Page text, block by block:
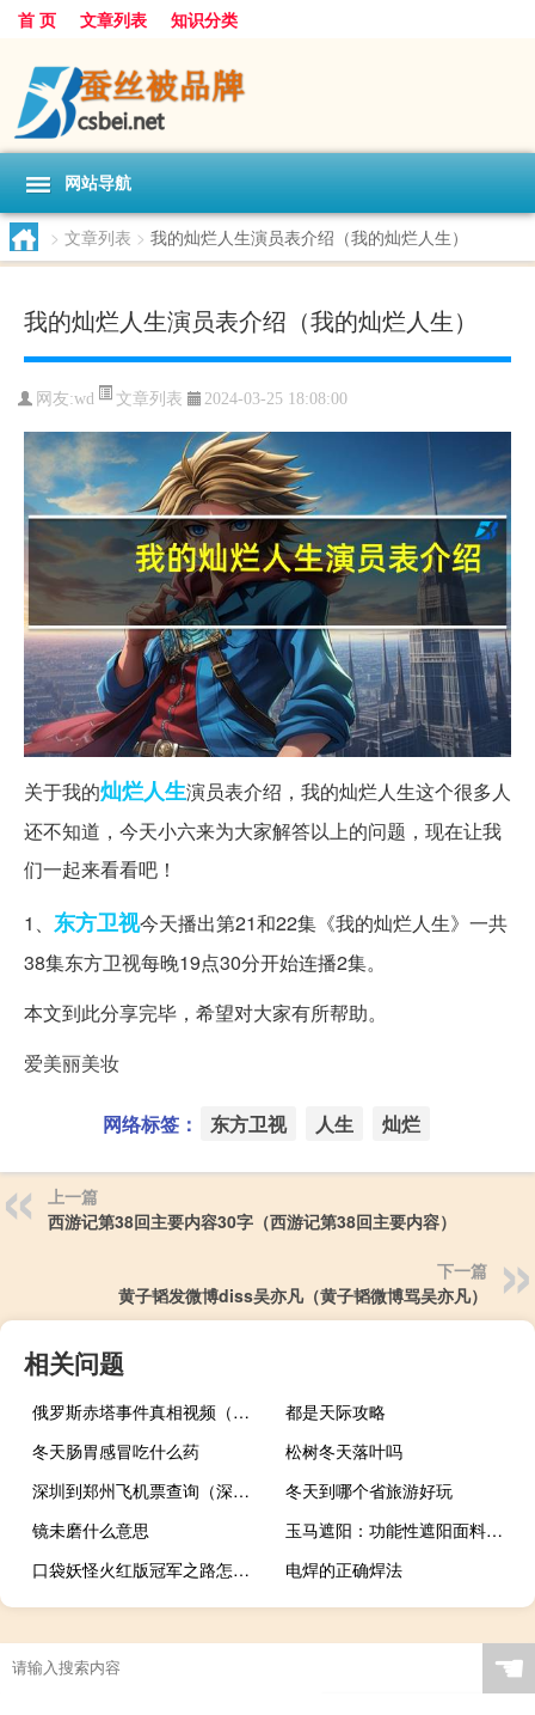
首 页 文章列表 知识分类
网站导航
> 文章列表 > 我的灿烂人生演员表介绍（我的灿烂人生）
我的灿烂人生演员表介绍（我的灿烂人生）
网友:wd 文章列表 2024-03-25 18:08:00
关于我的灿烂人生演员表介绍，我的灿烂人生这个很多人
还不知道，今天小六来为大家解答以上的问题，现在让我
们一起来看看吧！
1、 东方卫视今天播出第21和22集《我的灿烂人生》一共
38集东方卫视每晚19点30分开始连播2集。
本文到此分享完毕，希望对大家有所帮助。
爱美丽美妆
网络标签： 东方卫视 人生 灿烂
上一篇
西游记第38回主要内容30字（西游记第38回主要内容）
下一篇
黄子韬发微博diss吴亦凡（黄子韬微博骂吴亦凡）
相关问题
俄罗斯赤塔事件真相视频（俄罗斯赤塔事件）
都是天际攻略
冬天肠胃感冒吃什么药
松树冬天落叶吗
深圳到郑州飞机票查询（深圳到郑州飞机）
冬天到哪个省旅游好玩
镜未磨什么意思
玉马遮阳：功能性遮阳面料已通过客户对华为基建的工程项目批量供货
口袋妖怪火红版冠军之路怎么走
电焊的正确焊法
☚